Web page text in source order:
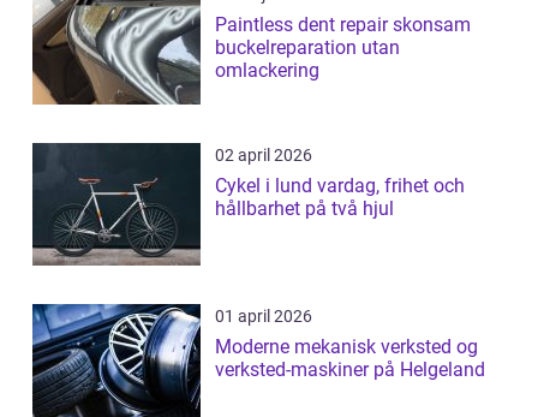
Paintless dent repair skonsam
buckelreparation utan
omlackering
02 april 2026
Cykel i lund vardag, frihet och
hållbarhet på två hjul
01 april 2026
Moderne mekanisk verksted og
verksted-maskiner på Helgeland